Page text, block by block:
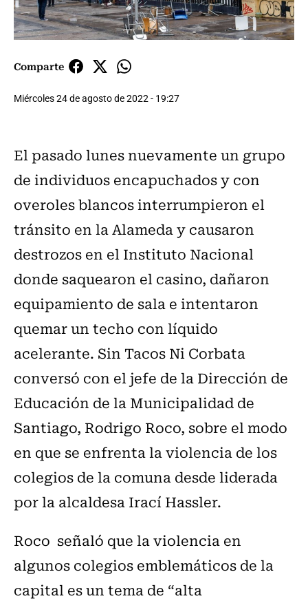
Comparte
Miércoles 24 de agosto de 2022 - 19:27
El pasado lunes nuevamente un grupo
de individuos encapuchados y con
overoles blancos interrumpieron el
tránsito en la Alameda y causaron
destrozos en el Instituto Nacional
donde saquearon el casino, dañaron
equipamiento de sala e intentaron
quemar un techo con líquido
acelerante. Sin Tacos Ni Corbata
conversó con el jefe de la Dirección de
Educación de la Municipalidad de
Santiago, Rodrigo Roco, sobre el modo
en que se enfrenta la violencia de los
colegios de la comuna desde liderada
por la alcaldesa Irací Hassler.
Roco señaló que la violencia en
algunos colegios emblemáticos de la
capital es un tema de “alta